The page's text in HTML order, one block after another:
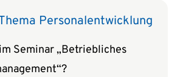
Personalentwicklung
Seminar „Betriebliches